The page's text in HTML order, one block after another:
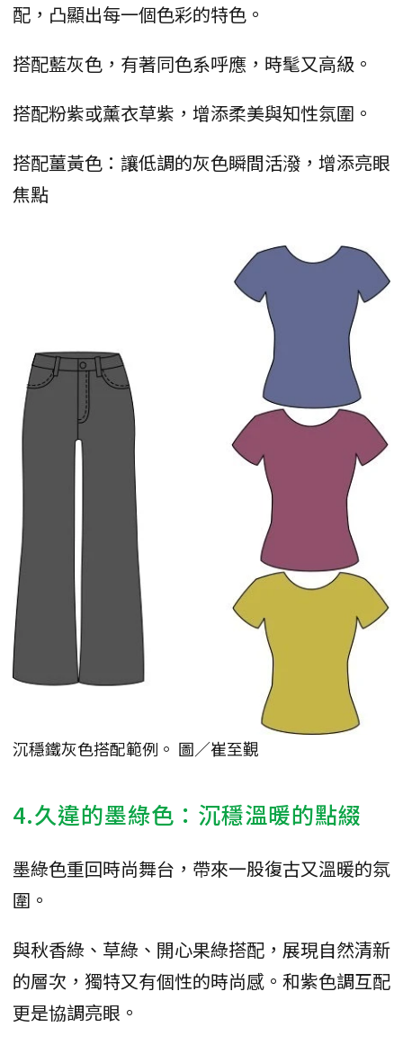
配，凸顯出每一個色彩的特色。
搭配藍灰色，有著同色系呼應，時髦又高級。
搭配粉紫或薰衣草紫，增添柔美與知性氛圍。
搭配薑黃色：讓低調的灰色瞬間活潑，增添亮眼
焦點
沉穩鐵灰色搭配範例。 圖／崔至覲
4.久違的墨綠色：沉穩溫暖的點綴
墨綠色重回時尚舞台，帶來一股復古又溫暖的氛
圍。
與秋香綠、草綠、開心果綠搭配，展現自然清新
的層次，獨特又有個性的時尚感。和紫色調互配
更是協調亮眼。